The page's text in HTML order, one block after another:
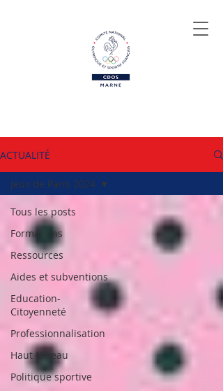
ACTUALITÉ
Tous les posts
Formations
Ressources
Aides et subventions
Education-
Citoyenneté
Professionnalisation
Haut Niveau
Politique sportive
Jeux de Paris 2024